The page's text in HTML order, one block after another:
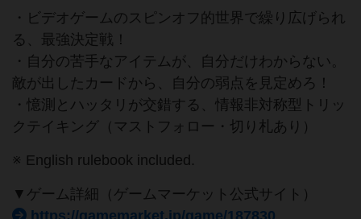
・ビデオゲームのスピンオフ的世界で繰り広げられ
る、最強決定戦！
・自分の苦手なアイテムが、自分だけわからない。
敵が出したカードから、自分の弱点を見定めろ！
・憶測とハッタリが交錯する、情報非対称型トリッ
クテイキング（マストフォロー・切り札あり）
※ English rulebook included.
▼ゲーム詳細（ゲームマーケット公式サイト）